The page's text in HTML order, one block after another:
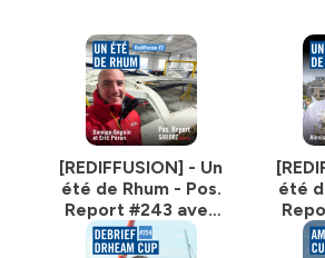
[REDIFFUSION] - Un
été de Rhum - Pos.
Report #243 avec
Eric Péron et
Damien Seguin
été